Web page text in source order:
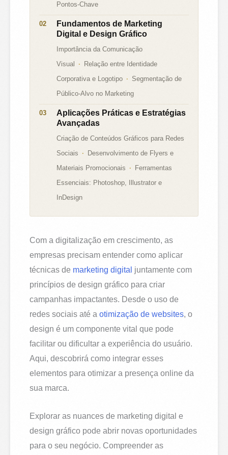
Pontos-Chave
Fundamentos de Marketing
Digital e Design Gráfico
Importância da Comunicação
Visual
Relação entre Identidade
Corporativa e Logotipo
Segmentação de
Público-Alvo no Marketing
Aplicações Práticas e Estratégias
Avançadas
Criação de Conteúdos Gráficos para Redes
Sociais
Desenvolvimento de Flyers e
Materiais Promocionais
Ferramentas
Essenciais: Photoshop, Illustrator e
InDesign
Com a digitalização em crescimento, as
empresas precisam entender como aplicar
técnicas de marketing digital juntamente com
princípios de design gráfico para criar
campanhas impactantes. Desde o uso de
redes sociais até aotimização de websites, o
design é um componente vital que pode
facilitar ou dificultar a experiência do usuário.
Aqui, descobrirá como integrar esses
elementos para otimizar a presença online da
sua marca.
Explorar as nuances de marketing digital e
design gráfico pode abrir novas oportunidades
para o seu negócio. Compreender as